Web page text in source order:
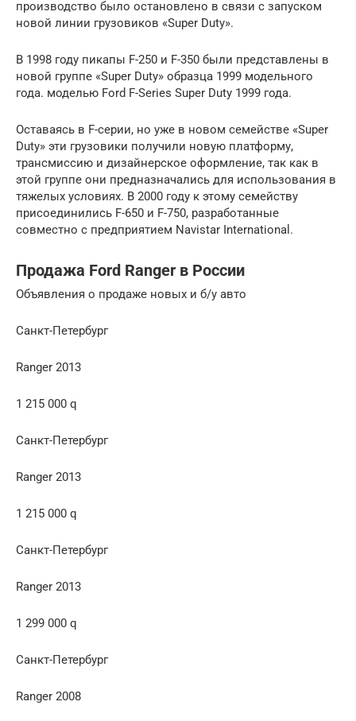
производство было остановлено в связи с запуском
новой линии грузовиков «Super Duty».
В 1998 году пикапы F-250 и F-350 были представлены в
новой группе «Super Duty» образца 1999 модельного
года. моделью Ford F-Series Super Duty 1999 года.
Оставаясь в F-серии, но уже в новом семействе «Super
Duty» эти грузовики получили новую платформу,
трансмиссию и дизайнерское оформление, так как в
этой группе они предназначались для использования в
тяжелых условиях. В 2000 году к этому семейству
присоединились F-650 и F-750, разработанные
совместно с предприятием Navistar International.
Продажа Ford Ranger в России
Объявления о продаже новых и б/у авто
Санкт-Петербург
Ranger 2013
1 215 000 q
Санкт-Петербург
Ranger 2013
1 215 000 q
Санкт-Петербург
Ranger 2013
1 299 000 q
Санкт-Петербург
Ranger 2008